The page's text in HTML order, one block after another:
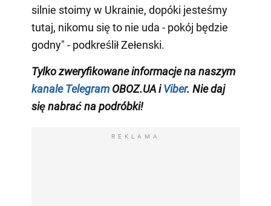
silnie stoimy w Ukrainie, dopóki jesteśmy
tutaj, nikomu się to nie uda - pokój będzie
godny" - podkreślił Zełenski.
Tylko zweryfikowane informacje na naszym
kanale TelegramOBOZ.UA iViber. Nie daj
się nabrać na podróbki!
REKLAMA